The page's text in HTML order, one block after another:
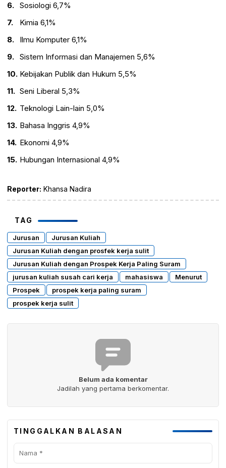
Sosiologi 6,7%
Kimia 6,1%
Ilmu Komputer 6,1%
Sistem Informasi dan Manajemen 5,6%
Kebijakan Publik dan Hukum 5,5%
Seni Liberal 5,3%
Teknologi Lain-lain 5,0%
Bahasa Inggris 4,9%
Ekonomi 4,9%
Hubungan Internasional 4,9%
Reporter: Khansa Nadira
TAG
Jurusan
Jurusan Kuliah
Jurusan Kuliah dengan prosfek kerja sulit
Jurusan Kuliah dengan Prospek Kerja Paling Suram
jurusan kuliah susah cari kerja
mahasiswa
Menurut
Prospek
prospek kerja paling suram
prospek kerja sulit
Belum ada komentar
Jadilah yang pertama berkomentar.
TINGGALKAN BALASAN